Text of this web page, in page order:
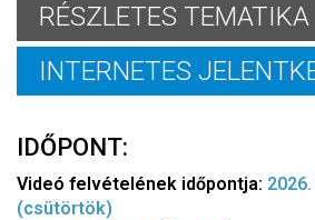
RÉSZLETES TEMATIKA
INTERNETES
IDŐPONT:
Videó felvételének időpontja:
(csütörtök)